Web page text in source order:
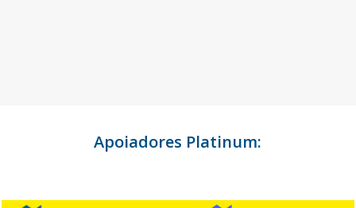
Apoiadores Platinum: